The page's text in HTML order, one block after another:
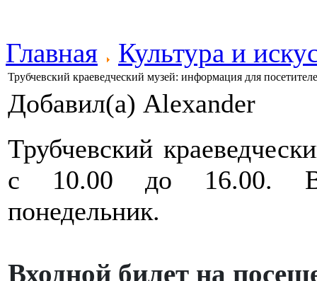
Главная Культура и
Трубчевский краеведческий музей: информация для
Добавил(а) Alexander
Трубчевский
с 10.00 до 16.00.
понедельник.
Входной билет на